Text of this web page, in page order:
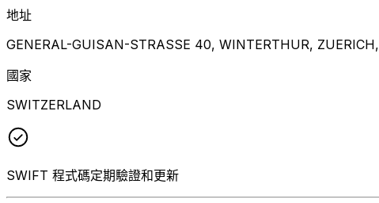
地址
GENERAL-GUISAN-STRASSE 40, WINTERTHUR,
國家
SWITZERLAND
SWIFT 程式碼定期驗證和更新